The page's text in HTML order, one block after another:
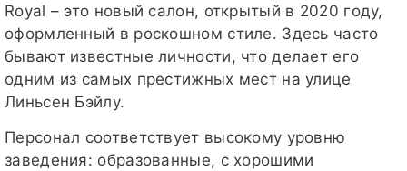
Royal – это новый салон, открытый в 2020 году,
оформленный в роскошном стиле. Здесь часто
бывают известные личности, что делает его
одним из самых престижных мест на улице
Линьсен Бэйлу.
Персонал соответствует высокому уровню
заведения: образованные, с хорошими